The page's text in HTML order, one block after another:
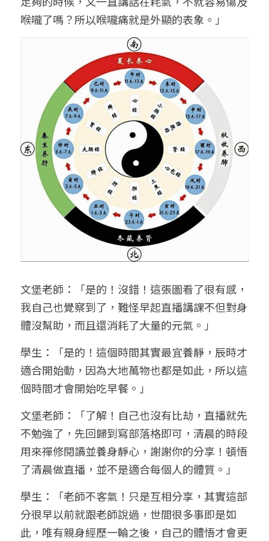
喉嚨了嗎？所以喉嚨痛就是外顯的表象。」
文堡老師：「是的！沒錯！這張圖看了很有感，
我自己也覺察到了，難怪早起直播講課不但對身
體沒幫助，而且還消耗了大量的元氣。」
學生：「是的！這個時間其實最宜養靜，辰時才
適合開始動，因為大地萬物也都是如此，所以這
個時間才會開始吃早餐。」
文堡老師：「了解！自己也沒有比劫，直播就先
不勉強了，先回歸到寫部落格即可，清晨的時段
用來禪修閱讀並養身靜心，謝謝你的分享！頓悟
了清晨做直播，並不是適合每個人的體質。」
學生：「老師不客氣！只是互相分享，其實這部
分很早以前就跟老師說過，世間很多事即是如
此，唯有親身經歷一輪之後，自己的體悟才會更